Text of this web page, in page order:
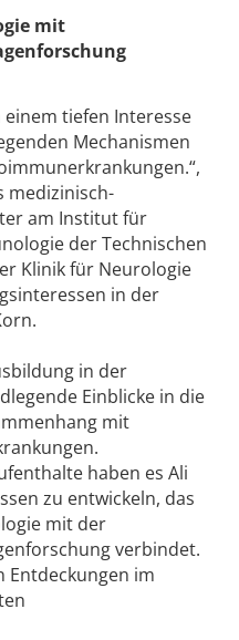
mit
einem tiefen Interesse
Mechanismen
medizinisch-
am Institut für
der Technischen
Klinik für Neurologie
in der
in der
Einblicke in die
mit
haben es Ali
zu entwickeln, das
mit der
verbindet.
Entdeckungen im